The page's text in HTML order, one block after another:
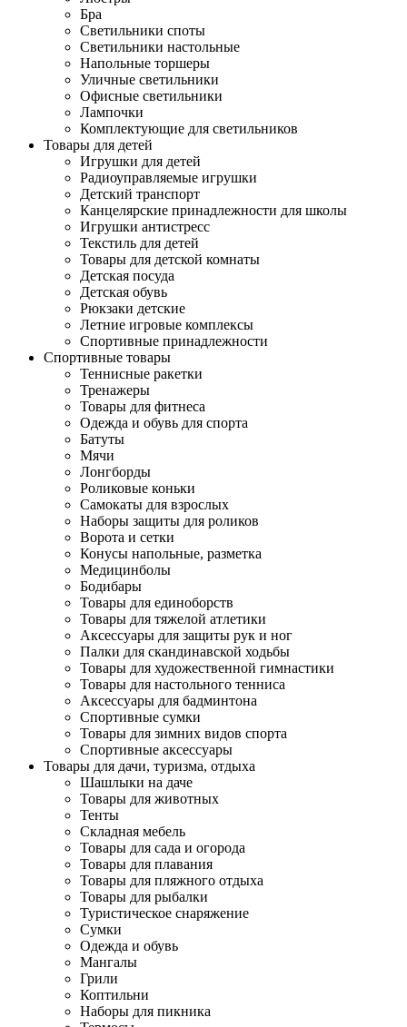
Бра
Светильники споты
Светильники настольные
Напольные торшеры
Уличные светильники
Офисные светильники
Лампочки
Комплектующие для светильников
Товары для детей
Игрушки для детей
Радиоуправляемые игрушки
Детский транспорт
Канцелярские принадлежности для школы
Игрушки антистресс
Текстиль для детей
Товары для детской комнаты
Детская посуда
Детская обувь
Рюкзаки детские
Летние игровые комплексы
Спортивные принадлежности
Спортивные товары
Теннисные ракетки
Тренажеры
Товары для фитнеса
Одежда и обувь для спорта
Батуты
Мячи
Лонгборды
Роликовые коньки
Самокаты для взрослых
Наборы защиты для роликов
Ворота и сетки
Конусы напольные, разметка
Медицинболы
Бодибары
Товары для единоборств
Товары для тяжелой атлетики
Аксессуары для защиты рук и ног
Палки для скандинавской ходьбы
Товары для художественной гимнастики
Товары для настольного тенниса
Аксессуары для бадминтона
Спортивные сумки
Товары для зимних видов спорта
Спортивные аксессуары
Товары для дачи, туризма, отдыха
Шашлыки на даче
Товары для животных
Тенты
Складная мебель
Товары для сада и огорода
Товары для плавания
Товары для пляжного отдыха
Товары для рыбалки
Туристическое снаряжение
Сумки
Одежда и обувь
Мангалы
Грили
Коптильни
Наборы для пикника